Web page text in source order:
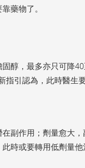
藥物了。
醇，最多亦只可降
指引認為，此時醫生
副作用；劑量愈大
時或要轉用低劑量